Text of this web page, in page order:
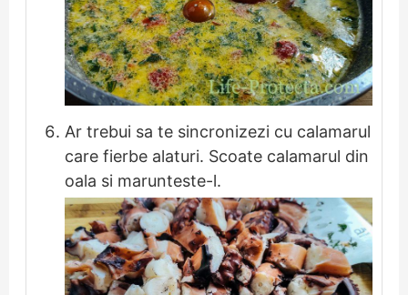
Ar trebui sa te sincronizezi cu calamarul
care fierbe alaturi. Scoate calamarul din
oala si marunteste-l.